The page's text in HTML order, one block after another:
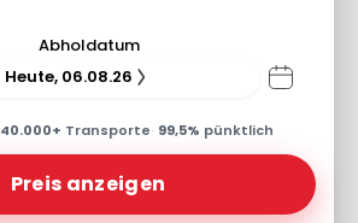
Abholdatum
Heute, 06.08.26
40.000+ Transporte· 99,5% pünktlich
Preis anzeigen